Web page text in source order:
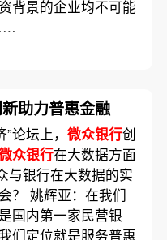
背景的企业均不可能
助力普惠金融
论坛上， 微众银行创
众银行在大数据方面
银行在大数据的实
？ 姚辉亚：在我们
国内第一家民营银
们定位就是服务普惠